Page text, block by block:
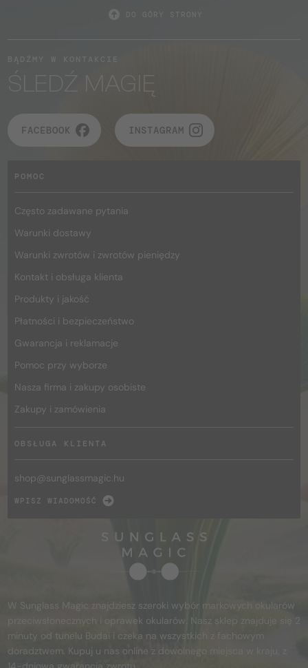
ŚLEDŹ MAGIĘ
FACEBOOK INSTAGRAM
POMOC
Często zadawane pytania
Warunki dostawy
Warunki zwrotów i zwrotów pieniędzy
Kontakt i obsługa klienta
Produkty i jakość
Płatności i bezpieczeństwo
Gwarancja i reklamacje
Pomoc przy wyborze
Nasza firma i zakupy osobiste
Zakupy i zamówienia
OBSŁUGA KLIENTA
shop@sunglassmagic.hu
WPISZ WIADOMOŚĆ
W Sunglass Magic znajdziesz szeroki wybór markowych okularów
przeciwsłonecznych i oprawek okularów. Nasz sklep znajduje się 2
minuty od tunelu Budai i czeka na wszystkich z fachowym
doradztwem. Kupuj u nas online z dowolnego miejsca w kraju, z